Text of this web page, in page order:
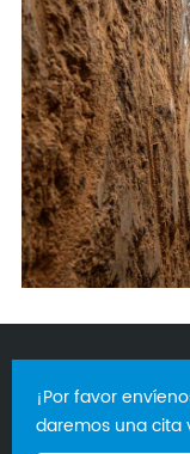
¡Por favor
daremos una cita